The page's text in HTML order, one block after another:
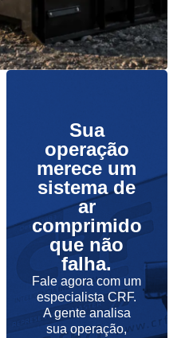
Sua
operação
merece um
sistema de
ar
comprimido
que não
falha.
Fale agora com um
especialista CRF.
A gente analisa
sua operação,